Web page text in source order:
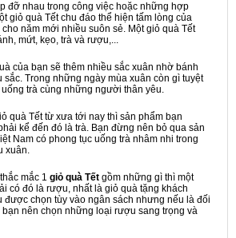
đỡ nhau trong công việc hoặc những hợp
giỏ quà Tết chu đáo thể hiện tấm lòng của
năm mới nhiều suôn sẻ. Một giỏ quà Tết
mứt, kẹo, trà và rượu,...
của bạn sẽ thêm nhiều sắc xuân nhờ bánh
Trong những ngày mùa xuân còn gì tuyệt
trà cùng những người thân yêu.
quà Tết từ xưa tới nay thì sản phẩm bạn
kể đến đó là trà. Bạn đừng nên bỏ qua sản
Nam có phong tục uống trà nhâm nhi trong
xuân.
mắc 1 giỏ quà Tết gồm những gì thì một
có đó là rượu, nhất là giỏ quà tặng khách
chọn tùy vào ngân sách nhưng nếu là đối
bạn nên chọn những loại rượu sang trọng và